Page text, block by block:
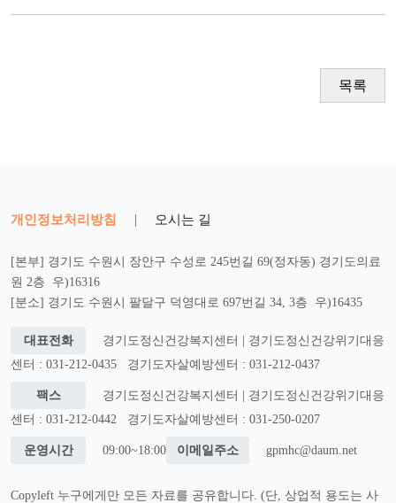
목록
개인정보처리방침 | 오시는 길
[본부] 경기도 수원시 장안구 수성로 245번길 69(정자동) 경기도의료
원 2층 우)16316
[분소] 경기도 수원시 팔달구 덕영대로 697번길 34, 3층 우)16435
대표전화
경기도정신건강복지센터 | 경기도정신건강위기대응
센터 : 031-212-0435
경기도자살예방센터 : 031-212-0437
팩스
경기도정신건강복지센터 | 경기도정신건강위기대응
센터 : 031-212-0442
경기도자살예방센터 : 031-250-0207
운영시간 09:00~18:00 이메일주소 gpmhc@daum.net
Copyleft 누구에게만 모든 자료를 공유합니다. (단, 상업적 용도는 사